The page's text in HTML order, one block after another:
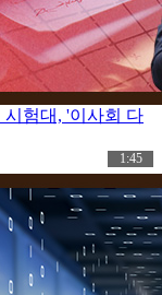
험대, '이사회 다
1:45